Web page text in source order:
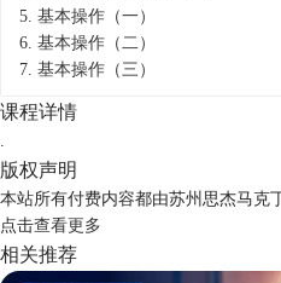
5. 基本操作（一）
6. 基本操作（二）
7. 基本操作（三）
课程详情
版权声明
本站所有付费内容都由苏州思杰马克
点击查看更多
相关推荐